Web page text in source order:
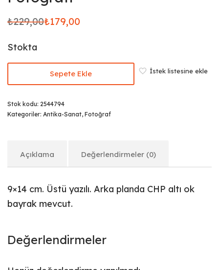
₺229,00
Orijinal
₺229,00.
₺179,00
Şu
fiyat:
₺179,00.
Stokta
Sepete Ekle İstek listesine ekle
Stok kodu: 2544794
Kategoriler: Antika-Sanat, Fotoğraf
Açıklama Değerlendirmeler (0)
9×14 cm. Üstü yazılı. Arka planda CHP altı ok
bayrak mevcut.
Değerlendirmeler